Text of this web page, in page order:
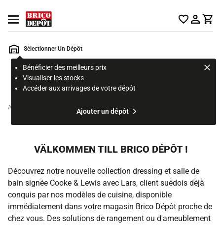
Ouvrir le menu
Sélectionner Un Dépôt
Bénéficier des meilleurs prix
Visualiser les stocks
Accéder aux arrivages de votre dépôt
Ajouter un dépôt
Rechercher
page
Accueil
VÄLKOMMEN TILL BRICO DÉPÔT !
Découvrez notre nouvelle collection dressing et salle de
bain signée Cooke & Lewis avec Lars, client suédois déjà
conquis par nos modèles de cuisine, disponible
immédiatement dans votre magasin Brico Dépôt proche de
chez vous. Des solutions de rangement ou d'ameublement